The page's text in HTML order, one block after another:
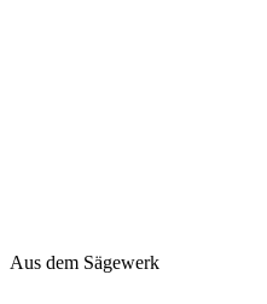
Aus dem Sägewerk